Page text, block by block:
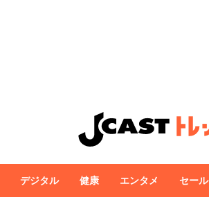
デジタル 健康 エンタメ セール